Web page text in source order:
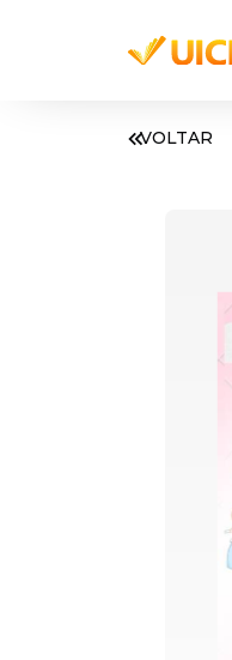
VOLTAR